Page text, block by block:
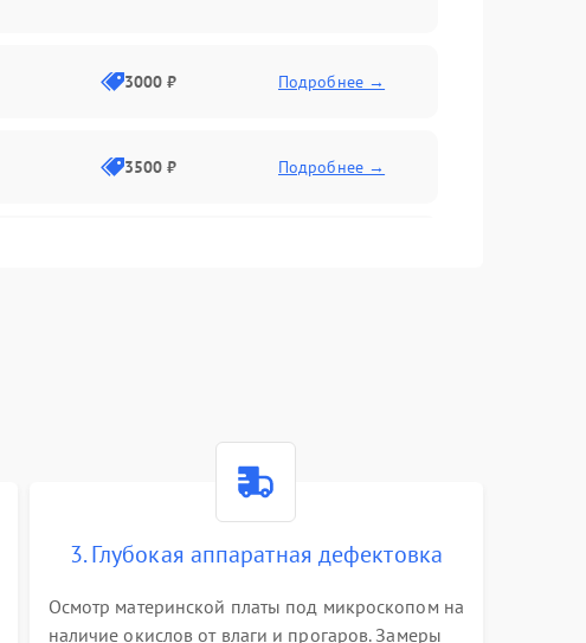
3000 ₽ Подробнее →
3500 ₽ Подробнее →
3000 ₽ Подробнее →
3. Глубокая аппаратная дефектовка
Осмотр материнской платы под микроскопом на
наличие окислов от влаги и прогаров. Замеры